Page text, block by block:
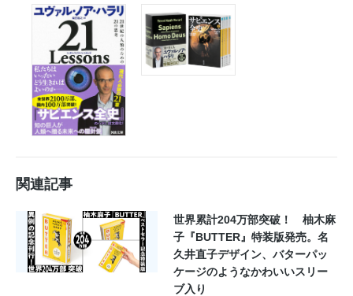
関連記事
世界累計204万部突破！ 柚木麻
子『BUTTER』特装版発売。名
久井直子デザイン、バターパッ
ケージのようなかわいいスリー
ブ入り